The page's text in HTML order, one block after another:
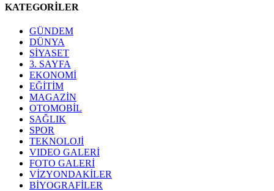
KATEGORİLER
GÜNDEM
DÜNYA
SİYASET
3. SAYFA
EKONOMİ
EĞİTİM
MAGAZİN
OTOMOBİL
SAĞLIK
SPOR
TEKNOLOJİ
VIDEO GALERİ
FOTO GALERİ
VİZYONDAKİLER
BİYOGRAFİLER